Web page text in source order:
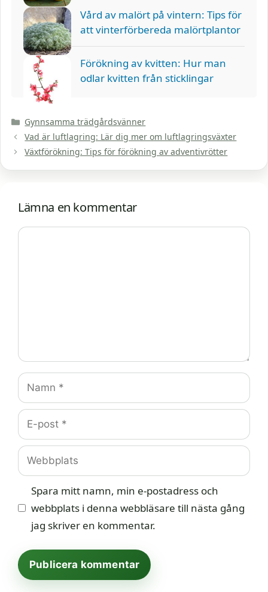
Vård av malört på vintern: Tips för
att vinterförbereda malörtplantor
Förökning av kvitten: Hur man
odlar kvitten från sticklingar
Kategorier
Gynnsamma trädgårdsvänner
Vad är luftlagring: Lär dig mer om luftlagringsväxter
Växtförökning: Tips för förökning av adventivrötter
Lämna en kommentar
Kommentar
Namn
E-
post
Webbplats
Spara mitt namn, min e-postadress och
webbplats i denna webbläsare till nästa gång
jag skriver en kommentar.